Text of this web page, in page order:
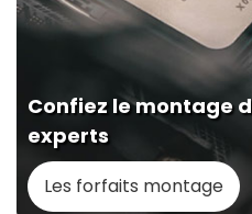
Confiez le montage
experts
Les forfaits montage